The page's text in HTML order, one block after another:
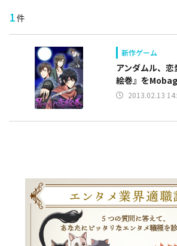
1件
新作ゲーム
アンダムル、
絵巻』を
2013.02.13